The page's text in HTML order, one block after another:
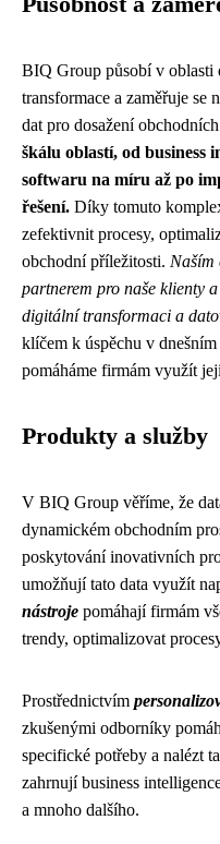
BIQ Group působí v oblasti
transformace a zaměřuje
dat pro dosažení
škálu oblastí, od business
softwaru na míru až po
řešení. Díky tomuto
zefektivnit procesy,
obchodní příležitosti. Naším
partnerem pro naše klienty
digitální transformaci a
klíčem k úspěchu v
pomáháme firmám využít
Produkty a služby
V BIQ Group věříme, že
dynamickém obchodním
poskytování inovativních
umožňují tato data využít
nástroje pomáhají firmám
trendy, optimalizovat
Prostřednictvím
zkušenými odborníky
specifické potřeby a nalézt
zahrnují business
a mnoho dalšího.